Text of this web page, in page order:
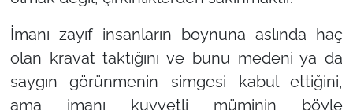
İmanı zayıf insanların boynuna aslında haç
olan kravat taktığını ve bunu medeni ya da
saygın görünmenin simgesi kabul ettiğini,
ama imanı kuvvetli müminin böyle